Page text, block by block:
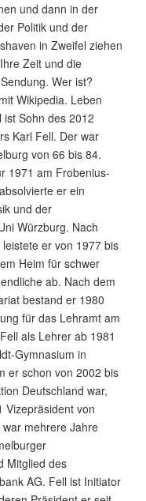
und dann in der
Politik und der
in Zweifel ziehen
Zeit und die
Wer ist?
Wikipedia. Leben
Sohn des 2012
Karl Fell. Der war
von 66 bis 84.
1971 am Frobenius-
er ein
und der
Würzburg. Nach
er von 1977 bis
Heim für schwer
ab. Nach dem
bestand er 1980
für das Lehramt am
als Lehrer ab 1981
Gymnasium in
er schon von 2002 bis
Deutschland war,
Vizepräsident von
mehrere Jahre
Mitglied des
AG. Fell ist Initiator